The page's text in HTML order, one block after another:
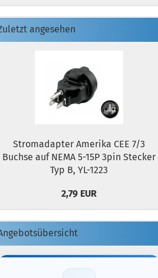
angesehen
Stromadapter Amerika CEE 7/3
Buchse auf NEMA 5-15P 3pin Stecker
Typ B, YL-1223
2,79 EUR